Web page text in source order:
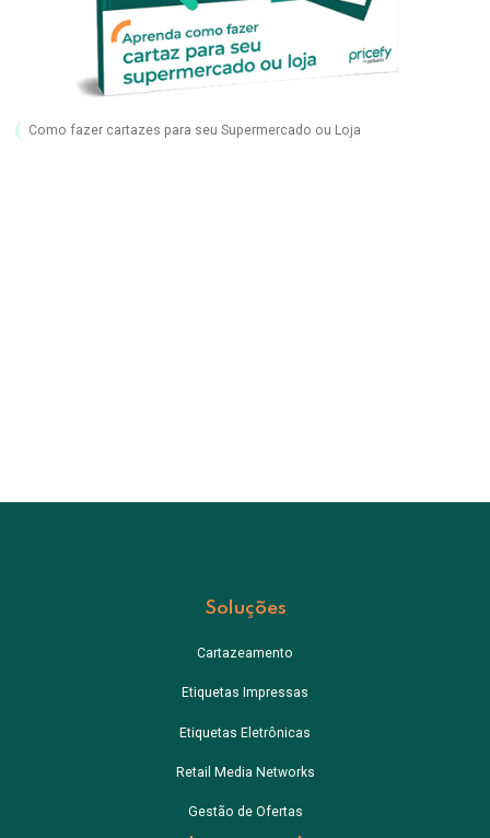
Como fazer cartazes para seu Supermercado ou Loja
Soluções
Cartazeamento
Etiquetas Impressas
Etiquetas Eletrônicas
Retail Media Networks
Gestão de Ofertas